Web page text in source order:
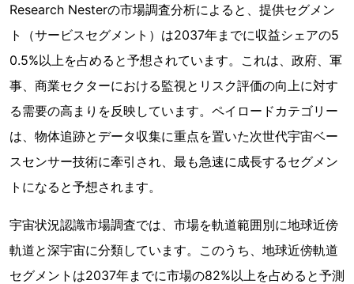
Research Nesterの市場調査分析によると、提供セグメン
ト（サービスセグメント）は2037年までに収益シェアの5
0.5%以上を占めると予想されています。これは、政府、軍
事、商業セクターにおける監視とリスク評価の向上に対す
る需要の高まりを反映しています。ペイロードカテゴリー
は、物体追跡とデータ収集に重点を置いた次世代宇宙ベー
スセンサー技術に牽引され、最も急速に成長するセグメン
トになると予想されます。
宇宙状況認識市場調査では、市場を軌道範囲別に地球近傍
軌道と深宇宙に分類しています。このうち、地球近傍軌道
セグメントは2037年までに市場の82%以上を占めると予測